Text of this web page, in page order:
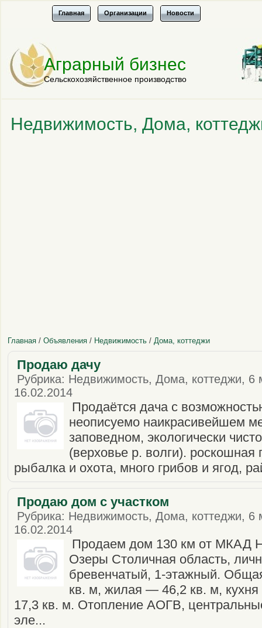
Главная Организации Новости
Аграрный бизнес
Сельскохозяйственное производство
Недвижимость, Дома,
Главная / Объявления / Недвижимость / Дома, коттеджи
Продаю дачу
Рубрика: Недвижимость, Дома, коттеджи, 6
16.02.2014
Продаётся дача с
неописуемо наикрасивейшем
заповедном, экологически
(верховье р. волги).
рыбалка и охота, много грибов и ягод,
Продаю дом с участком
Рубрика: Недвижимость, Дома, коттеджи, 6
16.02.2014
Продаем дом 130 км от МКАД
Озеры Столичная область,
бревенчатый, 1-этажный.
кв. м, жилая — 46,2 кв. м, кухня
17,3 кв. м. Отопление АОГВ,
эле...